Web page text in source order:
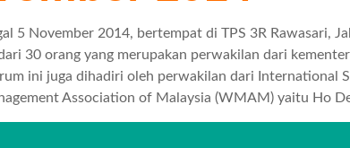
5 November 2014, bertempat di TPS 3R Rawasari,
30 orang yang merupakan perwakilan dari
ini juga dihadiri oleh perwakilan dari International
Association of Malaysia (WMAM) yaitu Ho